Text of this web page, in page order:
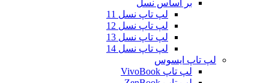
بر اساس نسل
لپ تاپ نسل 11
لپ تاپ نسل 12
لپ تاپ نسل 13
لپ تاپ نسل 14
لپ تاپ ایسوس
لپ تاپ VivoBook